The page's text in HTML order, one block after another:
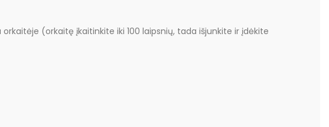
(orkaitę įkaitinkite iki 100 laipsnių, tada išjunkite ir įdėkite